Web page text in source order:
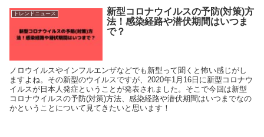
トレンドニュース
新型コロナウイルスの予防(対策)方
法！感染経路や潜伏期間はいつま
で？
ノロウイルスやインフルエンザなどでも新型って聞くと怖い感じがし
ますよね。その新型のウイルスですが、2020年1月16日に新型コロナウ
イルスが日本人発症ということが発表されました。そこで今回は新型
コロナウイルスの予防(対策)方法、感染経路や潜伏期間はいつまでなの
かということについて見てきたいと思います！